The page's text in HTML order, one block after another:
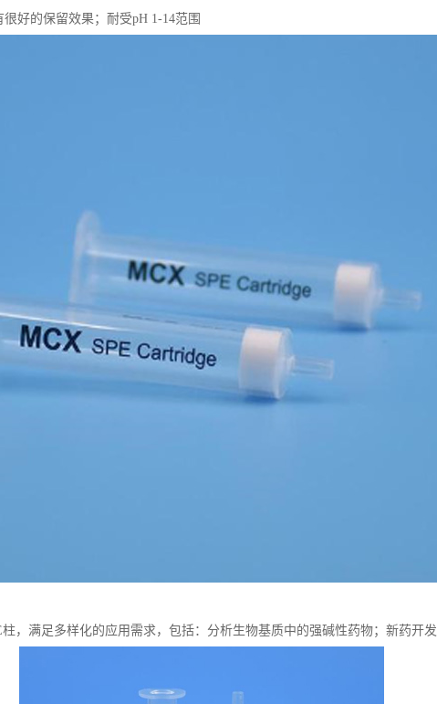
好的保留效果；耐受pH 1-14范围
，满足多样化的应用需求，包括：分析生物基质中的强碱性药物；新药开发